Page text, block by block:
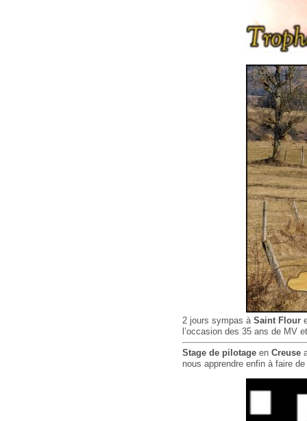
2 jours sympas à Saint Flour
l’occasion des 35 ans de MV
Stage de pilotage en Creuse
nous apprendre enfin à faire